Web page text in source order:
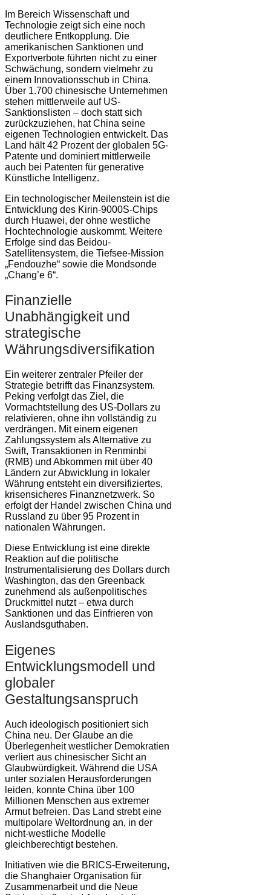
Im Bereich Wissenschaft und
Technologie zeigt sich eine noch
deutlichere Entkopplung. Die
amerikanischen Sanktionen und
Exportverbote führten nicht zu einer
Schwächung, sondern vielmehr zu
einem Innovationsschub in China.
Über 1.700 chinesische Unternehmen
stehen mittlerweile auf US-
Sanktionslisten – doch statt sich
zurückzuziehen, hat China seine
eigenen Technologien entwickelt. Das
Land hält 42 Prozent der globalen 5G-
Patente und dominiert mittlerweile
auch bei Patenten für generative
Künstliche Intelligenz.
Ein technologischer Meilenstein ist die
Entwicklung des Kirin-9000S-Chips
durch Huawei, der ohne westliche
Hochtechnologie auskommt. Weitere
Erfolge sind das Beidou-
Satellitensystem, die Tiefsee-Mission
„Fendouzhe“ sowie die Mondsonde
„Chang’e 6“.
Finanzielle
Unabhängigkeit und
strategische
Währungsdiversifikation
Ein weiterer zentraler Pfeiler der
Strategie betrifft das Finanzsystem.
Peking verfolgt das Ziel, die
Vormachtstellung des US-Dollars zu
relativieren, ohne ihn vollständig zu
verdrängen. Mit einem eigenen
Zahlungssystem als Alternative zu
Swift, Transaktionen in Renminbi
(RMB) und Abkommen mit über 40
Ländern zur Abwicklung in lokaler
Währung entsteht ein diversifiziertes,
krisensicheres Finanznetzwerk. So
erfolgt der Handel zwischen China und
Russland zu über 95 Prozent in
nationalen Währungen.
Diese Entwicklung ist eine direkte
Reaktion auf die politische
Instrumentalisierung des Dollars durch
Washington, das den Greenback
zunehmend als außenpolitisches
Druckmittel nutzt – etwa durch
Sanktionen und das Einfrieren von
Auslandsguthaben.
Eigenes
Entwicklungsmodell und
globaler
Gestaltungsanspruch
Auch ideologisch positioniert sich
China neu. Der Glaube an die
Überlegenheit westlicher Demokratien
verliert aus chinesischer Sicht an
Glaubwürdigkeit. Während die USA
unter sozialen Herausforderungen
leiden, konnte China über 100
Millionen Menschen aus extremer
Armut befreien. Das Land strebt eine
multipolare Weltordnung an, in der
nicht-westliche Modelle
gleichberechtigt bestehen.
Initiativen wie die BRICS-Erweiterung,
die Shanghaier Organisation für
Zusammenarbeit und die Neue